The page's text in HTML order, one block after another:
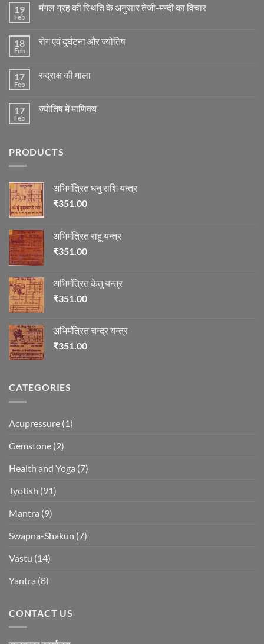
19
Feb
मंगल ग्रह की स्थिति के अनुसार तेजी-मन्दी का विचार
मंगल
के
अनुसार
विचार
18
Feb
रोग एवं दुर्घटना और ज्योतिष
रोग
ज्योतिष
17
Feb
रुद्राक्ष की माला
रुद्राक्ष
17
Feb
ज्योतिष में माणिक्य
में
PRODUCTS
अभिमंत्रित धनु राशि यन्त्र
₹351.00
अभिमंत्रित राहू यन्त्र
₹351.00
अभिमंत्रित केतु यन्त्र
₹351.00
अभिमंत्रित चन्द्र यन्त्र
₹351.00
CATEGORIES
Acupressure (1)
Gemstone (2)
Health and Yoga (7)
Jyotish (91)
Mantra (9)
Swapna-Shakun (7)
Vastu (14)
Yantra (8)
CONTACT US